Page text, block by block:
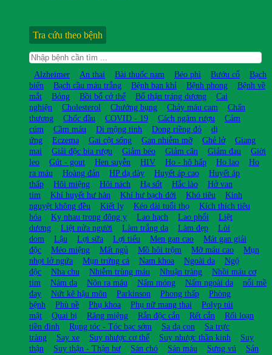
Tra cứu theo bệnh
Alzheimer An thai Bài thuốc nam Béo phì Bướu cổ
Bạch
biến
Bạch cầu máu trắng Bệnh ban khỉ Bệnh phong
Bệnh về
mắt
Bỏng Bồi bổ cở thể Bổ thận tráng dương
Cai
nghiện
Cholesterol Chướng bụng Chảy máu cam
Chấn
thương
Chốc đầu COVID - 19 Cách ngâm rượu
Cảm
cúm
Cầm máu Di mộng tinh Dong riềng đỏ
dị
ứng
Eczema Gai cột sống Gan nhiễm mỡ Ghẻ lở
Giang
mai
Giải độc bia rượu Giảm béo Giảm cân Giảm đau
Giời
leo
Gút - gout Hen suyễn HIV Ho - hô hấp Ho lao
Ho
ra máu
Hoàng đản HP dạ dày Huyết áp cao
Huyết áp
thấp
Hôi miệng Hôi nách Hạ sốt Hắc lào
Hở van
tim
Khí huyết hư hàn Khí hư bạch đới Khó tiêu
Kinh
nguyệt không đều
Kiết lỵ Kéo dài tuổi thọ
Kích thích tiêu
hóa
Kỵ nhau trong đông y Lao hạch Lao phổi
Liệt
dương
Liệt nửa người Làm trắng da Làm đẹp
Lòi
dom
Lậu Lợi sữa Lợi tiểu Men gan cao
Mát gan giải
độc
Méo miệng Mất ngủ Mồ hôi trộm Mỡ máu cao
Mụn
nhọt lở ngứa
Mụn trứng cá Nam khoa Ngoài da
Ngộ
độc
Nha chu Nhiễm trùng máu Nhuận tràng
Nhồi máu cơ
tim
Nám da Nôn ra máu Nấm móng Nấm ngoài da
nổi mề
đay
Nứt kẽ hậu môn Parkinson Phong thấp
Phòng
bệnh
Phù nề Phụ khoa Phụ nữ mang thai
Polyp túi
mật
Quai bị Răng miệng Rắn độc cắn Rết cắn
Rối loạn
tiền đình
Rụng tóc - Tóc bạc sớm Sa dạ con
Sa trực
tràng
Say xe Suy nhược cơ thể Suy nhược thần kinh
Suy
thận
Suy thận - Thận hư Sán chó Sán máu Sưng vú
Sản